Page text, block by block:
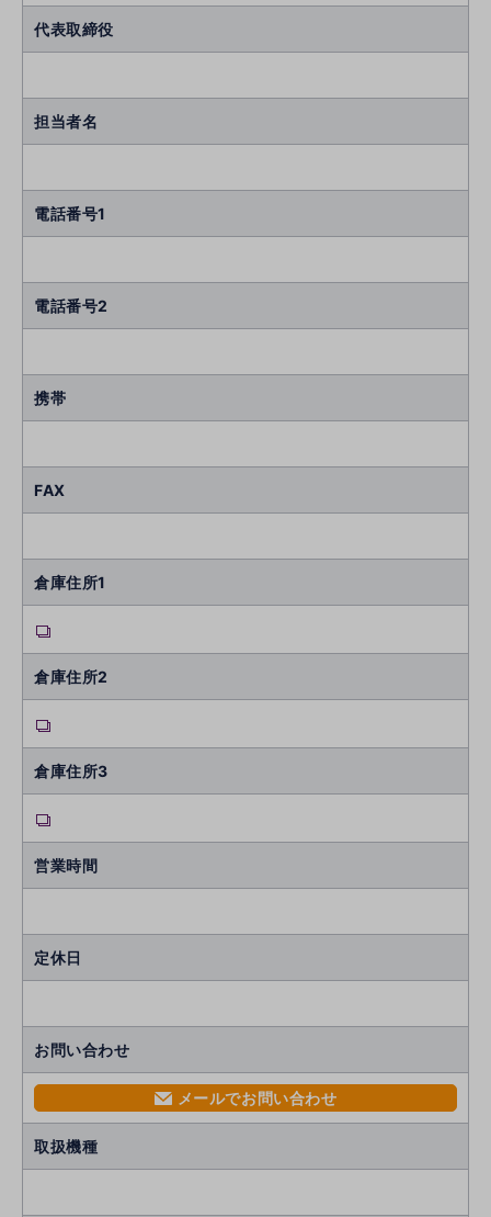
代表取締役
担当者名
電話番号1
電話番号2
携帯
FAX
倉庫住所1
倉庫住所2
倉庫住所3
営業時間
定休日
お問い合わせ
mail メールでお問い合わせ
取扱機種